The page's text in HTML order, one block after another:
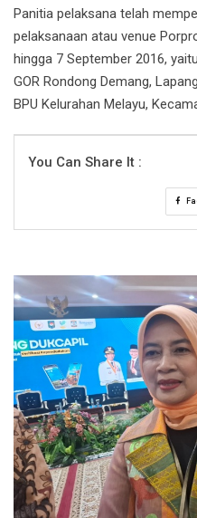
Panitia pelaksana telah
pelaksanaan atau venue
hingga 7 September 2016,
GOR Rondong Demang,
BPU Kelurahan Melayu,
You Can Share It :